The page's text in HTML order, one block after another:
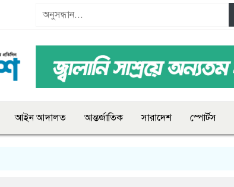
আইন আদালত আন্তর্জাতিক সারাদেশ স্পোর্টস